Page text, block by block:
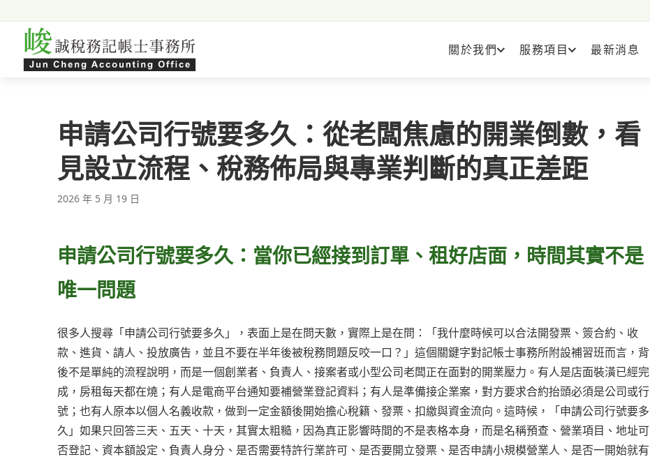
關於我們
服務項目 最新消息
申請公司行號要多久：從老闆焦慮的開業倒數，看
見設立流程、稅務佈局與專業判斷的真正差距
2026 年 5 月 19 日
申請公司行號要多久：當你已經接到訂單、租好店面，時間其實不是
唯一問題
很多人搜尋「申請公司行號要多久」，表面上是在問天數，實際上是在問：「我什麼時候可以合法開發票、簽合約、收
款、進貨、請人、投放廣告，並且不要在半年後被稅務問題反咬一口？」這個關鍵字對記帳士事務所附設補習班而言，背
後不是單純的流程說明，而是一個創業者、負責人、接案者或小型公司老闆正在面對的開業壓力。有人是店面裝潢已經完
成，房租每天都在燒；有人是電商平台通知要補營業登記資料；有人是準備接企業案，對方要求合約抬頭必須是公司或行
號；也有人原本以個人名義收款，做到一定金額後開始擔心稅籍、發票、扣繳與資金流向。這時候，「申請公司行號要多
久」如果只回答三天、五天、十天，其實太粗糙，因為真正影響時間的不是表格本身，而是名稱預查、營業項目、地址可
否登記、資本額設定、負責人身分、是否需要特許行業許可、是否要開立發票、是否申請小規模營業人、是否一開始就有